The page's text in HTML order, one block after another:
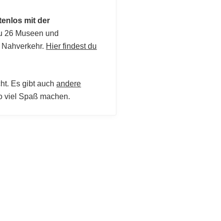
mit der
26 Museen und
Hier findest du
Es gibt auchandere
viel Spaß machen.